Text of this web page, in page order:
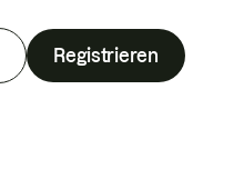
Registrieren